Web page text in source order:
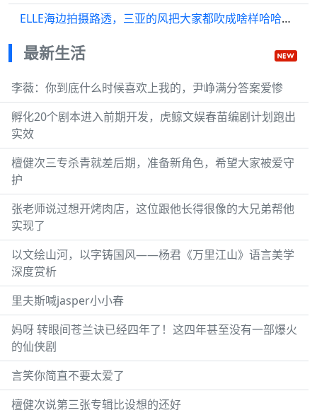
ELLE海边拍摄路透，三亚的风把大家都吹成啥样哈哈哈！杨幂 闫桉 微博VC计划
最新生活
李薇：你到底什么时候喜欢上我的，尹峥满分答案爱惨
孵化20个剧本进入前期开发，虎鲸文娱春苗编剧计划跑出
实效
檀健次三专杀青就差后期，准备新角色，希望大家被爱守
护
张老师说过想开烤肉店，这位跟他长得很像的大兄弟帮他
实现了
以文绘山河，以字铸国风——杨君《万里江山》语言美学
深度赏析
里夫斯喊jasper小小春
妈呀 转眼间苍兰诀已经四年了！这四年甚至没有一部爆火
的仙侠剧
言笑你简直不要太爱了
檀健次说第三张专辑比设想的还好